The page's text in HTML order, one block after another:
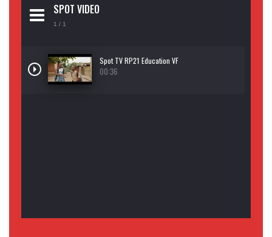
SPOT VIDEO
1 / 1
Spot TV RP21 Education VF
00:36